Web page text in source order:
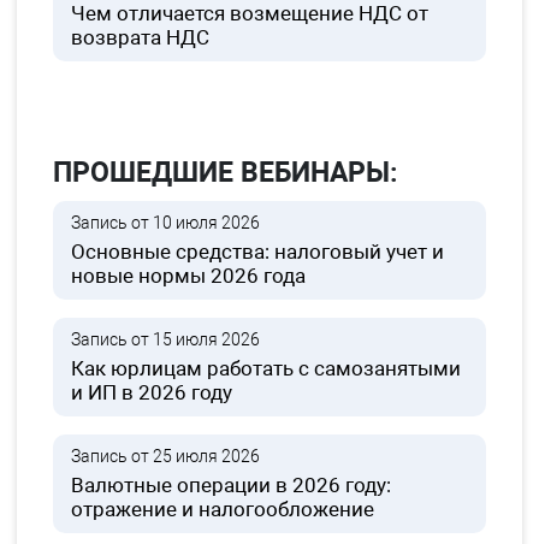
Чем отличается возмещение НДС от
возврата НДС
ПРОШЕДШИЕ ВЕБИНАРЫ:
Запись от 10 июля 2026
Основные средства: налоговый учет и
новые нормы 2026 года
Запись от 15 июля 2026
Как юрлицам работать с самозанятыми
и ИП в 2026 году
Запись от 25 июля 2026
Валютные операции в 2026 году:
отражение и налогообложение